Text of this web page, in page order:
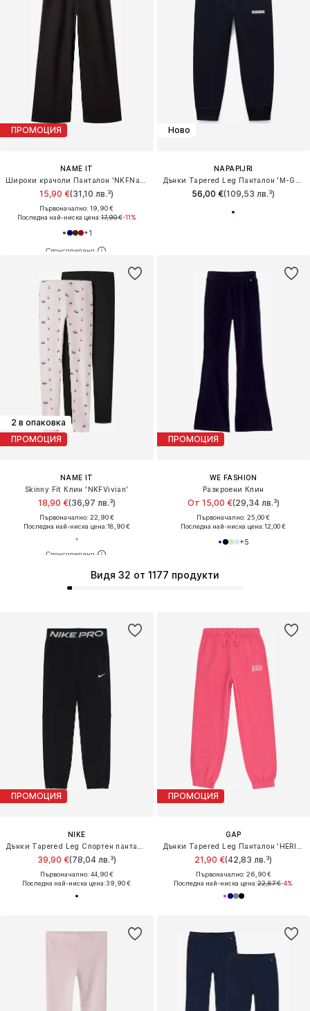
ПРОМОЦИЯ
NAME IT
15,90 €(31,10 лв.³)
Първоначално: 19,90 €
Последна най-ниска цена:17,90 €-11%
+1
Ново
NAPAPIJRI
56,00 €(109,53 лв.³)
2 в опаковка
ПРОМОЦИЯ
NAME IT
Skinny Fit Клин 'NKFVivian'
18,90 €(36,97 лв.³)
Първоначално: 22,90 €
Последна най-ниска цена:18,90 €
ПРОМОЦИЯ
WE FASHION
Разкроени Клин
От 15,00 €(29,34 лв.³)
Първоначално: 25,00 €
Последна най-ниска цена:12,00 €
+5
ПРОМОЦИЯ
NIKE
39,90 €(78,04 лв.³)
Първоначално: 44,90 €
Последна най-ниска цена:39,90 €
Видя 32 от 1177 продукти
ПРОМОЦИЯ
GAP
21,90 €(42,83 лв.³)
Първоначално: 26,90 €
Последна най-ниска цена:22,87 €-4%